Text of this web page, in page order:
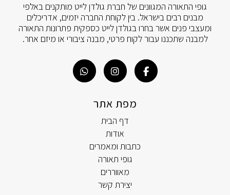
גופי התאורה המגוונים של חברת גולדן לייט מותקנים באלפי
מבנים רבים בישראל. בין לקוחת החברה יזמים, אדריכלים
ומעצבי פנים אשר בחרו בגולדן לייט כספקית פתרונות התאורה
למבנה שתכננו עבור לקוח פרטי, מבנה ציבורי או מיזם אחר.
מפת אתר
דף הבית
אודות
כתבות ומאמרים
גופי תאורה
מאווררים
יצירת קשר